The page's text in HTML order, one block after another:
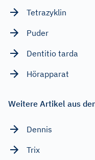
Tetrazyklin
Puder
Dentitio tarda
Hörapparat
Weitere Artikel aus
Dennis
Trix